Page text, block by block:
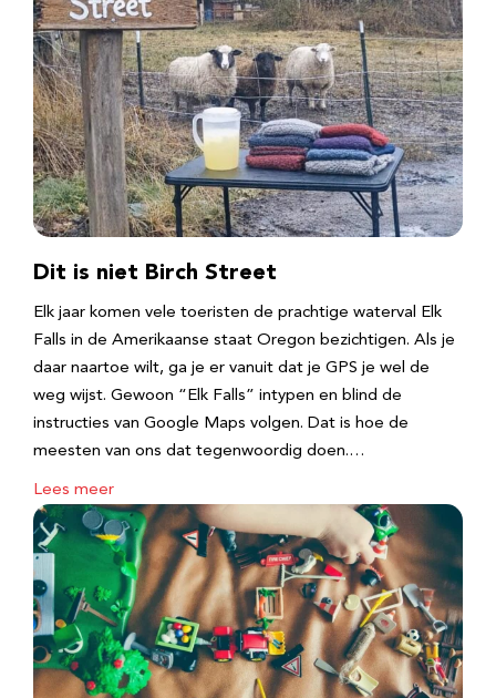
Dit is niet Birch Street
Elk jaar komen vele toeristen de prachtige waterval Elk
Falls in de Amerikaanse staat Oregon bezichtigen. Als je
daar naartoe wilt, ga je er vanuit dat je GPS je wel de
weg wijst. Gewoon “Elk Falls” intypen en blind de
instructies van Google Maps volgen. Dat is hoe de
meesten van ons dat tegenwoordig doen.…
Lees meer